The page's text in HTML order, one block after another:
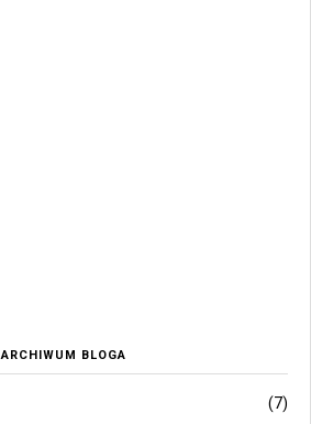
ARCHIWUM BLOGA
(7)